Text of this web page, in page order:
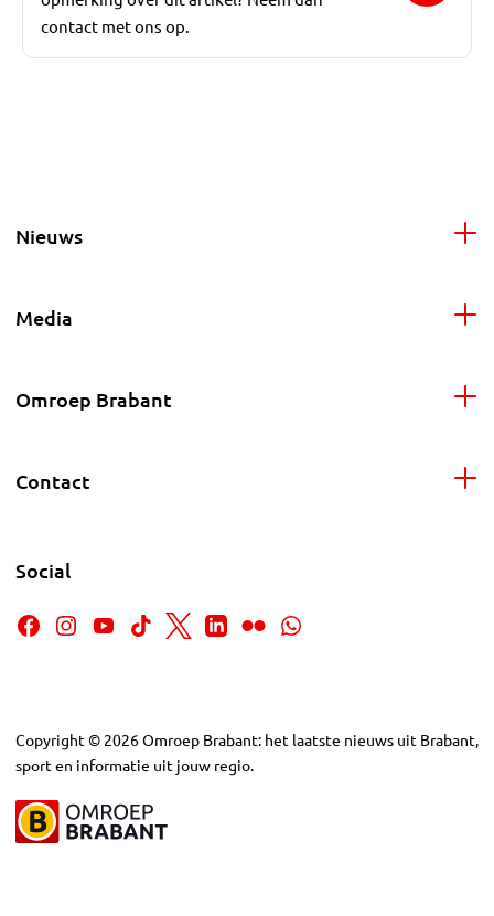
contact met ons op.
Nieuws
Media
Omroep Brabant
Contact
Social
Copyright © 2026Omroep Brabant: het laatste nieuws uit Brabant,
sport en informatie uit jouw regio.